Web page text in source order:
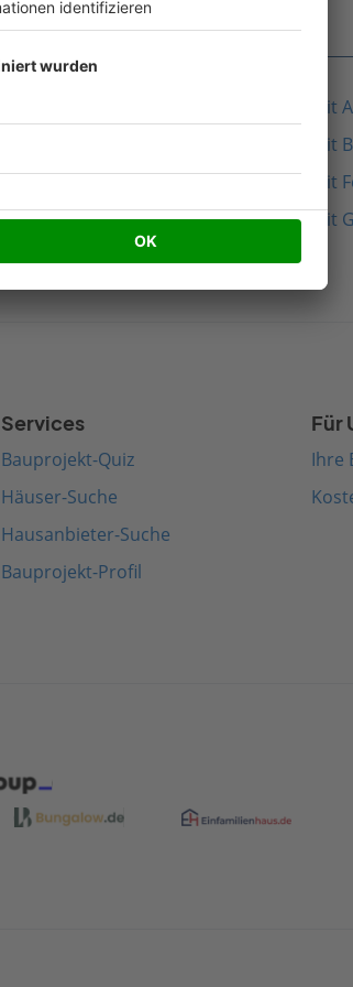
Beliebte Artikel
Pultdach bauen
Zeltdach bauen
Mit
Mit
Mit
Mit
Services
Bauprojekt-Quiz
Häuser-Suche
Hausanbieter-Suche
Bauprojekt-Profil
Für
Ihre